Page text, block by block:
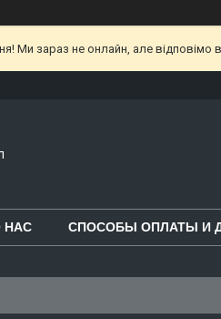
Ми зараз не онлайн, але відповімо
НАС СПОСОБЫ ОПЛАТЫ И